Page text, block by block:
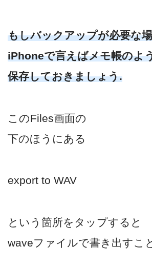
もしバックアップが必要な
iPhoneで言えばメモ帳のよ
保存しておきましょう.
このFiles画面の
下のほうにある
export to WAV
という箇所をタップすると
waveファイルで書き出すこ